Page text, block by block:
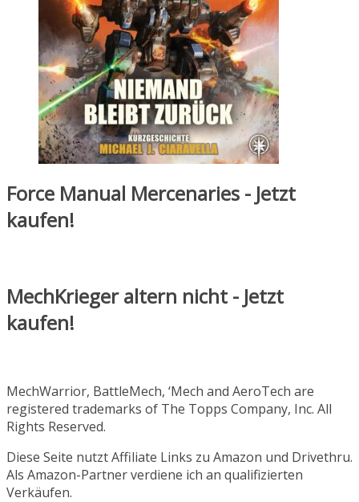
Force Manual Mercenaries - Jetzt
kaufen!
MechKrieger altern nicht - Jetzt
kaufen!
MechWarrior, BattleMech, ‘Mech and AeroTech are
registered trademarks of The Topps Company, Inc. All
Rights Reserved.
Diese Seite nutzt Affiliate Links zu Amazon und Drivethru.
Als Amazon-Partner verdiene ich an qualifizierten
Verkäufen.